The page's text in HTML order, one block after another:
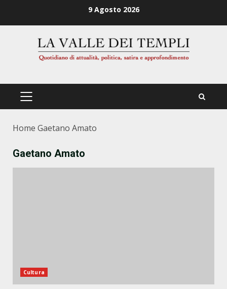
9 Agosto 2026
PRIMÄRES
Home Gaetano Amato
Gaetano Amato
Cultura